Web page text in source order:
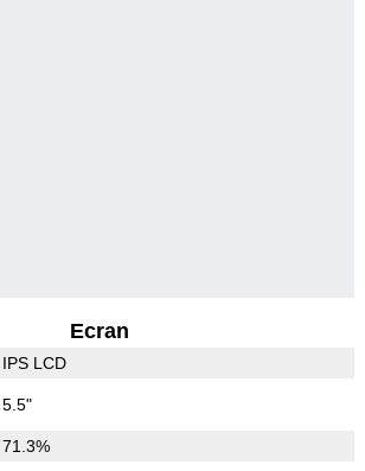
Ecran
IPS LCD
5.5"
71.3%